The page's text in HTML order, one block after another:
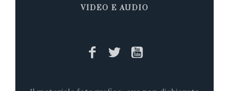
VIDEO E AUDIO